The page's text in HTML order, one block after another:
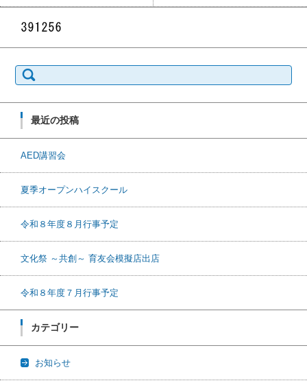
最近の投稿
AED講習会
夏季オープンハイスクール
令和８年度８月行事予定
文化祭 ～共創～ 育友会模擬店出店
令和８年度７月行事予定
カテゴリー
お知らせ